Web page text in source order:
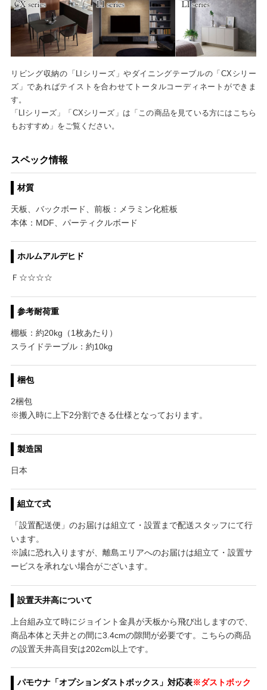
リビング収納の「LIシリーズ」やダイニングテーブルの「CXシリー
ズ」であればテイストを合わせてトータルコーディネートができま
す。
「LIシリーズ」「CXシリーズ」は「この商品を見ている方にはこちら
もおすすめ」をご覧ください。
スペック情報
材質
天板、バックボード、前板：メラミン化粧板
本体：MDF、パーティクルボード
ホルムアルデヒド
Ｆ☆☆☆☆
参考耐荷重
棚板：約20kg（1枚あたり）
スライドテーブル：約10kg
梱包
2梱包
※搬入時に上下2分割できる仕様となっております。
製造国
日本
組立て式
「設置配送便」のお届けは組立て・設置まで配送スタッフにて行
います。
※誠に恐れ入りますが、離島エリアへのお届けは組立て・設置サ
ービスを承れない場合がございます。
設置天井高について
上台組み立て時にジョイント金具が天板から飛び出しますので、
商品本体と天井との間に3.4cmの隙間が必要です。こちらの商品
の設置天井高目安は202cm以上です。
パモウナ「オプションダストボックス」対応表※ダストボック